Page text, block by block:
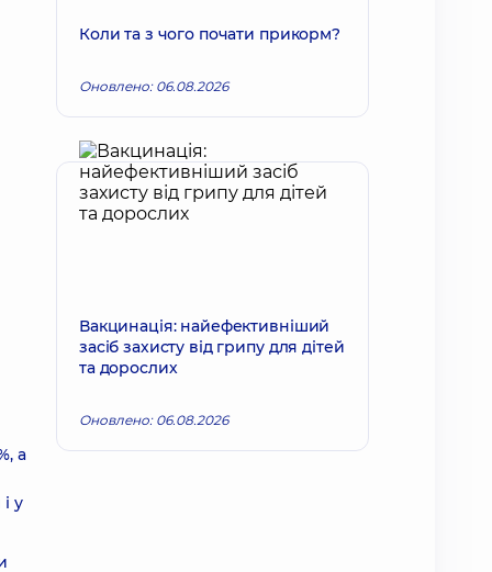
а
у
Коли та з чого почати прикорм?
Оновлено: 06.08.2026
Вакцинація: найефективніший
засіб захисту від грипу для дітей
та дорослих
Оновлено: 06.08.2026